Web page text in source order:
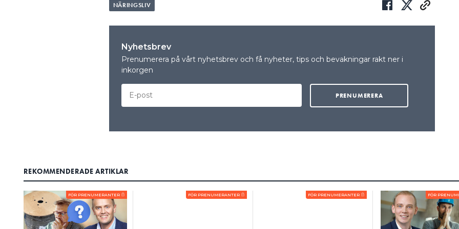
även innehåller tilläggsarbeten som kunden beställt, och som ni har utfört
hur priset beräknats för tilläggsarbetena.
EFTERSOM PRIVATKUNDER
fast pris finns avtalat ska fakturan specificeras med hur priset har beräknats om
kunden begär det. Detta för att kunden ska ha möjlighet att göra en
skälighetsbedömning av fakturan. Detta gäller även om hela jobbet utförts
NÄRINGSLIV
Nyhetsbrev
Prenumerera på vårt nyhetsbrev och få nyheter, tips och bevakningar rakt ner i
inkorgen
REKOMMENDERADE ARTIKLAR
FÖR PRENUMERANTER FÖR PRENUMERANTER FÖR PRENUMERANTER FÖR